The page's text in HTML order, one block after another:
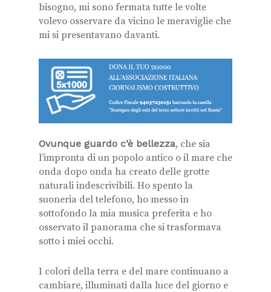
bisogno, mi sono fermata tutte le volte
volevo osservare da vicino le meraviglie che
mi si presentavano davanti.
Ovunque guardo c’è bellezza, che sia
l’impronta di un popolo antico o il mare che
onda dopo onda ha creato delle grotte
naturali indescrivibili. Ho spento la
suoneria del telefono, ho messo in
sottofondo la mia musica preferita e ho
osservato il panorama che si trasformava
sotto i miei occhi.
I colori della terra e del mare continuano a
cambiare, illuminati dalla luce del giorno e